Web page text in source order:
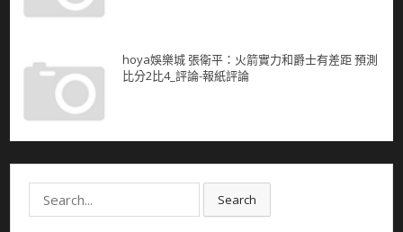
hoya娛樂城 張衛平：火箭實力和爵士有差距 預測
比分2比4_評論-報紙評論
Search